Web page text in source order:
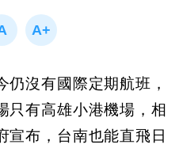
沒有國際定期航班，
只有高雄小港機場，相
宣布，台南也能直飛日